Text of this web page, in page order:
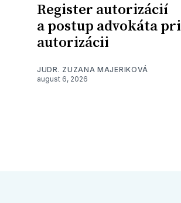
Register autorizácií
a postup advokáta pri
autorizácii
JUDR. ZUZANA MAJERIKOVÁ
august 6, 2026